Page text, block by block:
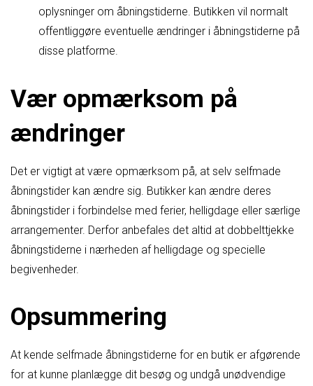
oplysninger om åbningstiderne. Butikken vil normalt
offentliggøre eventuelle ændringer i åbningstiderne på
disse platforme.
Vær opmærksom på
ændringer
Det er vigtigt at være opmærksom på, at selv selfmade
åbningstider kan ændre sig. Butikker kan ændre deres
åbningstider i forbindelse med ferier, helligdage eller særlige
arrangementer. Derfor anbefales det altid at dobbelttjekke
åbningstiderne i nærheden af ​​helligdage og specielle
begivenheder.
Opsummering
At kende selfmade åbningstiderne for en butik er afgørende
for at kunne planlægge dit besøg og undgå unødvendige